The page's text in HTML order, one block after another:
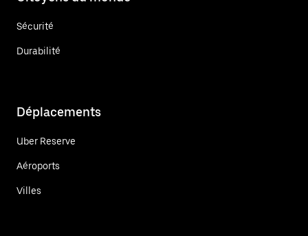
Sécurité
Durabilité
Déplacements
Uber Reserve
Aéroports
Villes